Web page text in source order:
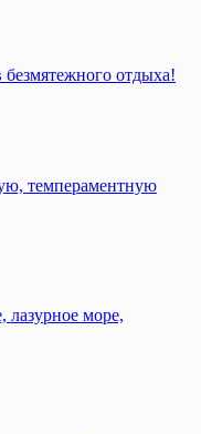
отдыха!
темпераментную
лазурное море,